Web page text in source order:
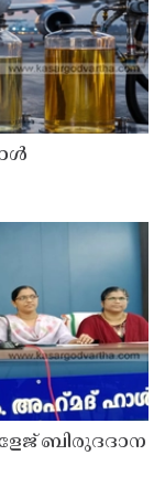
ബിരുദദാന